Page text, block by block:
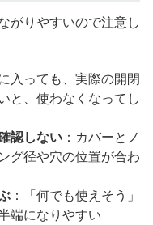
がりやすいので注意し
入っても、実際の開閉
と、使わなくなってし
認しない ：カバーとノ
グ径や穴の位置が合わ
：「何でも使えそう」
端になりやすい